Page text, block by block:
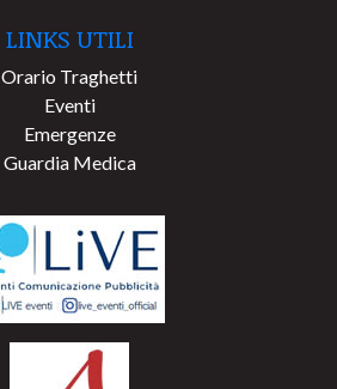
LINKS UTILI
Orario Traghetti
Eventi
Emergenze
Guardia Medica